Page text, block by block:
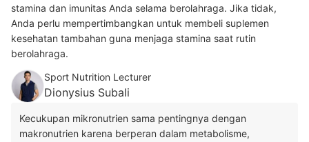
stamina dan imunitas Anda selama berolahraga. Jika tidak,
Anda perlu mempertimbangkan untuk membeli suplemen
kesehatan tambahan guna menjaga stamina saat rutin
berolahraga.
Sport Nutrition Lecturer
Dionysius Subali
Kecukupan mikronutrien sama pentingnya dengan
makronutrien karena berperan dalam metabolisme,